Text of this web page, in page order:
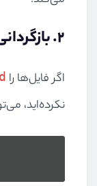
2. بازگردانی کل استیج (index)
اگر فایل‌ها را
نکرده‌اید،